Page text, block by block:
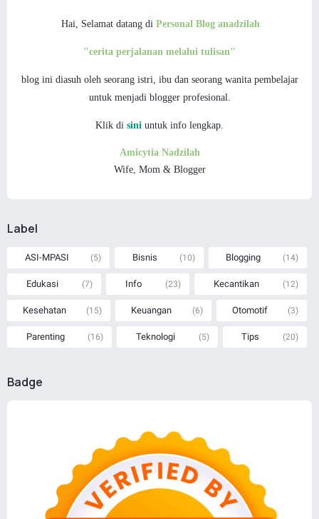
Hai, Selamat datang di Personal Blog anadzilah
"cerita perjalanan melalui tulisan"
blog ini diasuh oleh seorang istri, ibu dan seorang wanita pembelajar
untuk menjadi blogger profesional.
Klik di sini untuk info lengkap.
Amicytia Nadzilah
Wife, Mom & Blogger
Label
ASI-MPASI (5) Bisnis (10) Blogging (14)
Edukasi (7) Info (23) Kecantikan (12)
Kesehatan (15) Keuangan (6) Otomotif (3)
Parenting (16) Teknologi (5) Tips (20)
Badge